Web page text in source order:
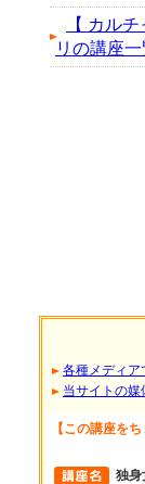
【 カル
リの講座
各種メディア
当サイトの媒
【この講座を
独